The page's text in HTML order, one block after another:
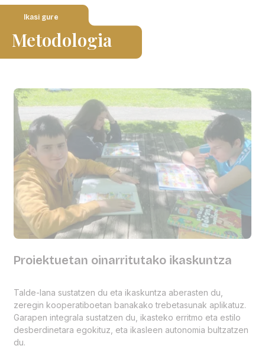
Ikasi gure
Metodologia
Proiektuetan oinarritutako ikaskuntza
Talde-lana sustatzen du eta ikaskuntza aberasten du,
zeregin kooperatiboetan banakako trebetasunak aplikatuz.
Garapen integrala sustatzen du, ikasteko erritmo eta estilo
desberdinetara egokituz, eta ikasleen autonomia bultzatzen
du.